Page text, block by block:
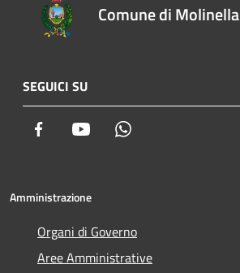
Comune di Molinella
SEGUICI SU
Facebook Youtube
Amministrazione
Organi di Governo
Aree Amministrative